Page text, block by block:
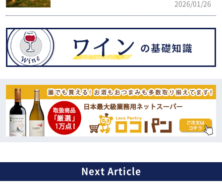
2026/01/26